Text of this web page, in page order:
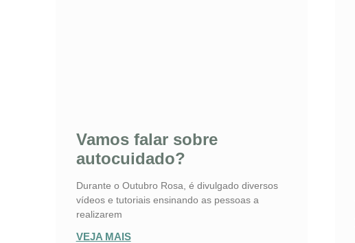
Vamos falar sobre
autocuidado?
Durante o Outubro Rosa, é divulgado diversos
vídeos e tutoriais ensinando as pessoas a
realizarem
VEJA MAIS